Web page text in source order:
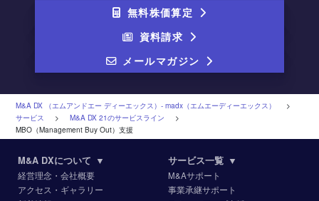
無料株価算定
資料請求
メールマガジン
M&A DX （エムアンドエー ディーエックス）‐ madx（エムエーディーエックス）
>
サービス > M&A DX 21のサービスライン >
MBO（Management Buy Out）支援
M&A DXについて ▼
経営理念・会社概要
アクセス・ギャラリー
サービス一覧 ▼
M&Aサポート
事業承継サポート